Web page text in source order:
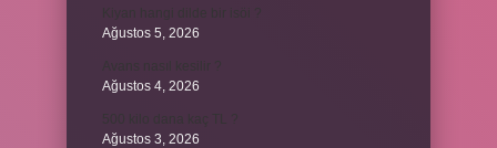
Ağustos 5, 2026
Ağustos 4, 2026
Ağustos 3, 2026